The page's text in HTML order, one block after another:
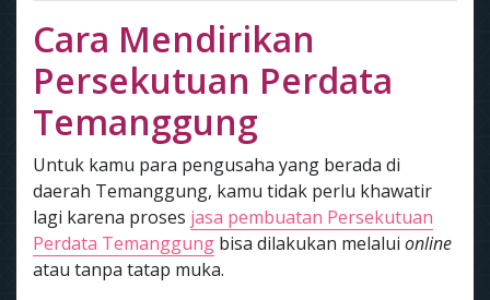
Cara Mendirikan
Persekutuan Perdata
Temanggung
Untuk kamu para pengusaha yang berada di
daerah Temanggung, kamu tidak perlu khawatir
lagi karena proses jasa pembuatan Persekutuan
Perdata Temanggung bisa dilakukan melalui online
atau tanpa tatap muka.